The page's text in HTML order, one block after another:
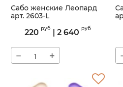
Сабо женские Леопард
арт. 2603-L
2603-L
220 руб | 2 640 руб
− +